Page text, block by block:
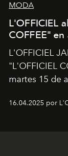
MODA
L'OFFICIEL
COFFEE"
L'OFFICIEL
"L'OFFICIEL
martes 15 de
16.04.2025 por